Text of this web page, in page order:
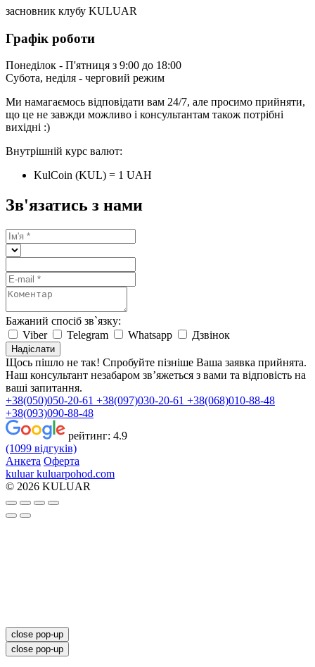
засновник клубу KULUAR
Графік роботи
Понеділок - П'ятниця з 9:00 до 18:00
Субота, неділя - черговий режим
Ми намагаємось відповідати вам 24/7, але просимо прийняти,
що це не завжди можливо і консультантам також потрібні
вихідні :)
Внутрішній курс валют:
KulCoin (KUL) = 1 UAH
Зв'язатись з нами
Бажаний спосіб зв`язку:
Viber
Telegram Whatsapp Дзвінок
Надіслати
Щось пішло не так! Спробуйте пізніше Ваша заявка прийнята.
Наш консультант незабаром зв’яжеться з вами та відповість на
ваші запитання.
+38(050)050-20-61 +38(097)030-20-61 +38(068)010-88-48
+38(093)090-88-48
рейтинг: 4.9
(1099 відгуків)
Анкета Оферта
kuluar kuluarpohod.com
© 2026 KULUAR
close pop-up
close pop-up